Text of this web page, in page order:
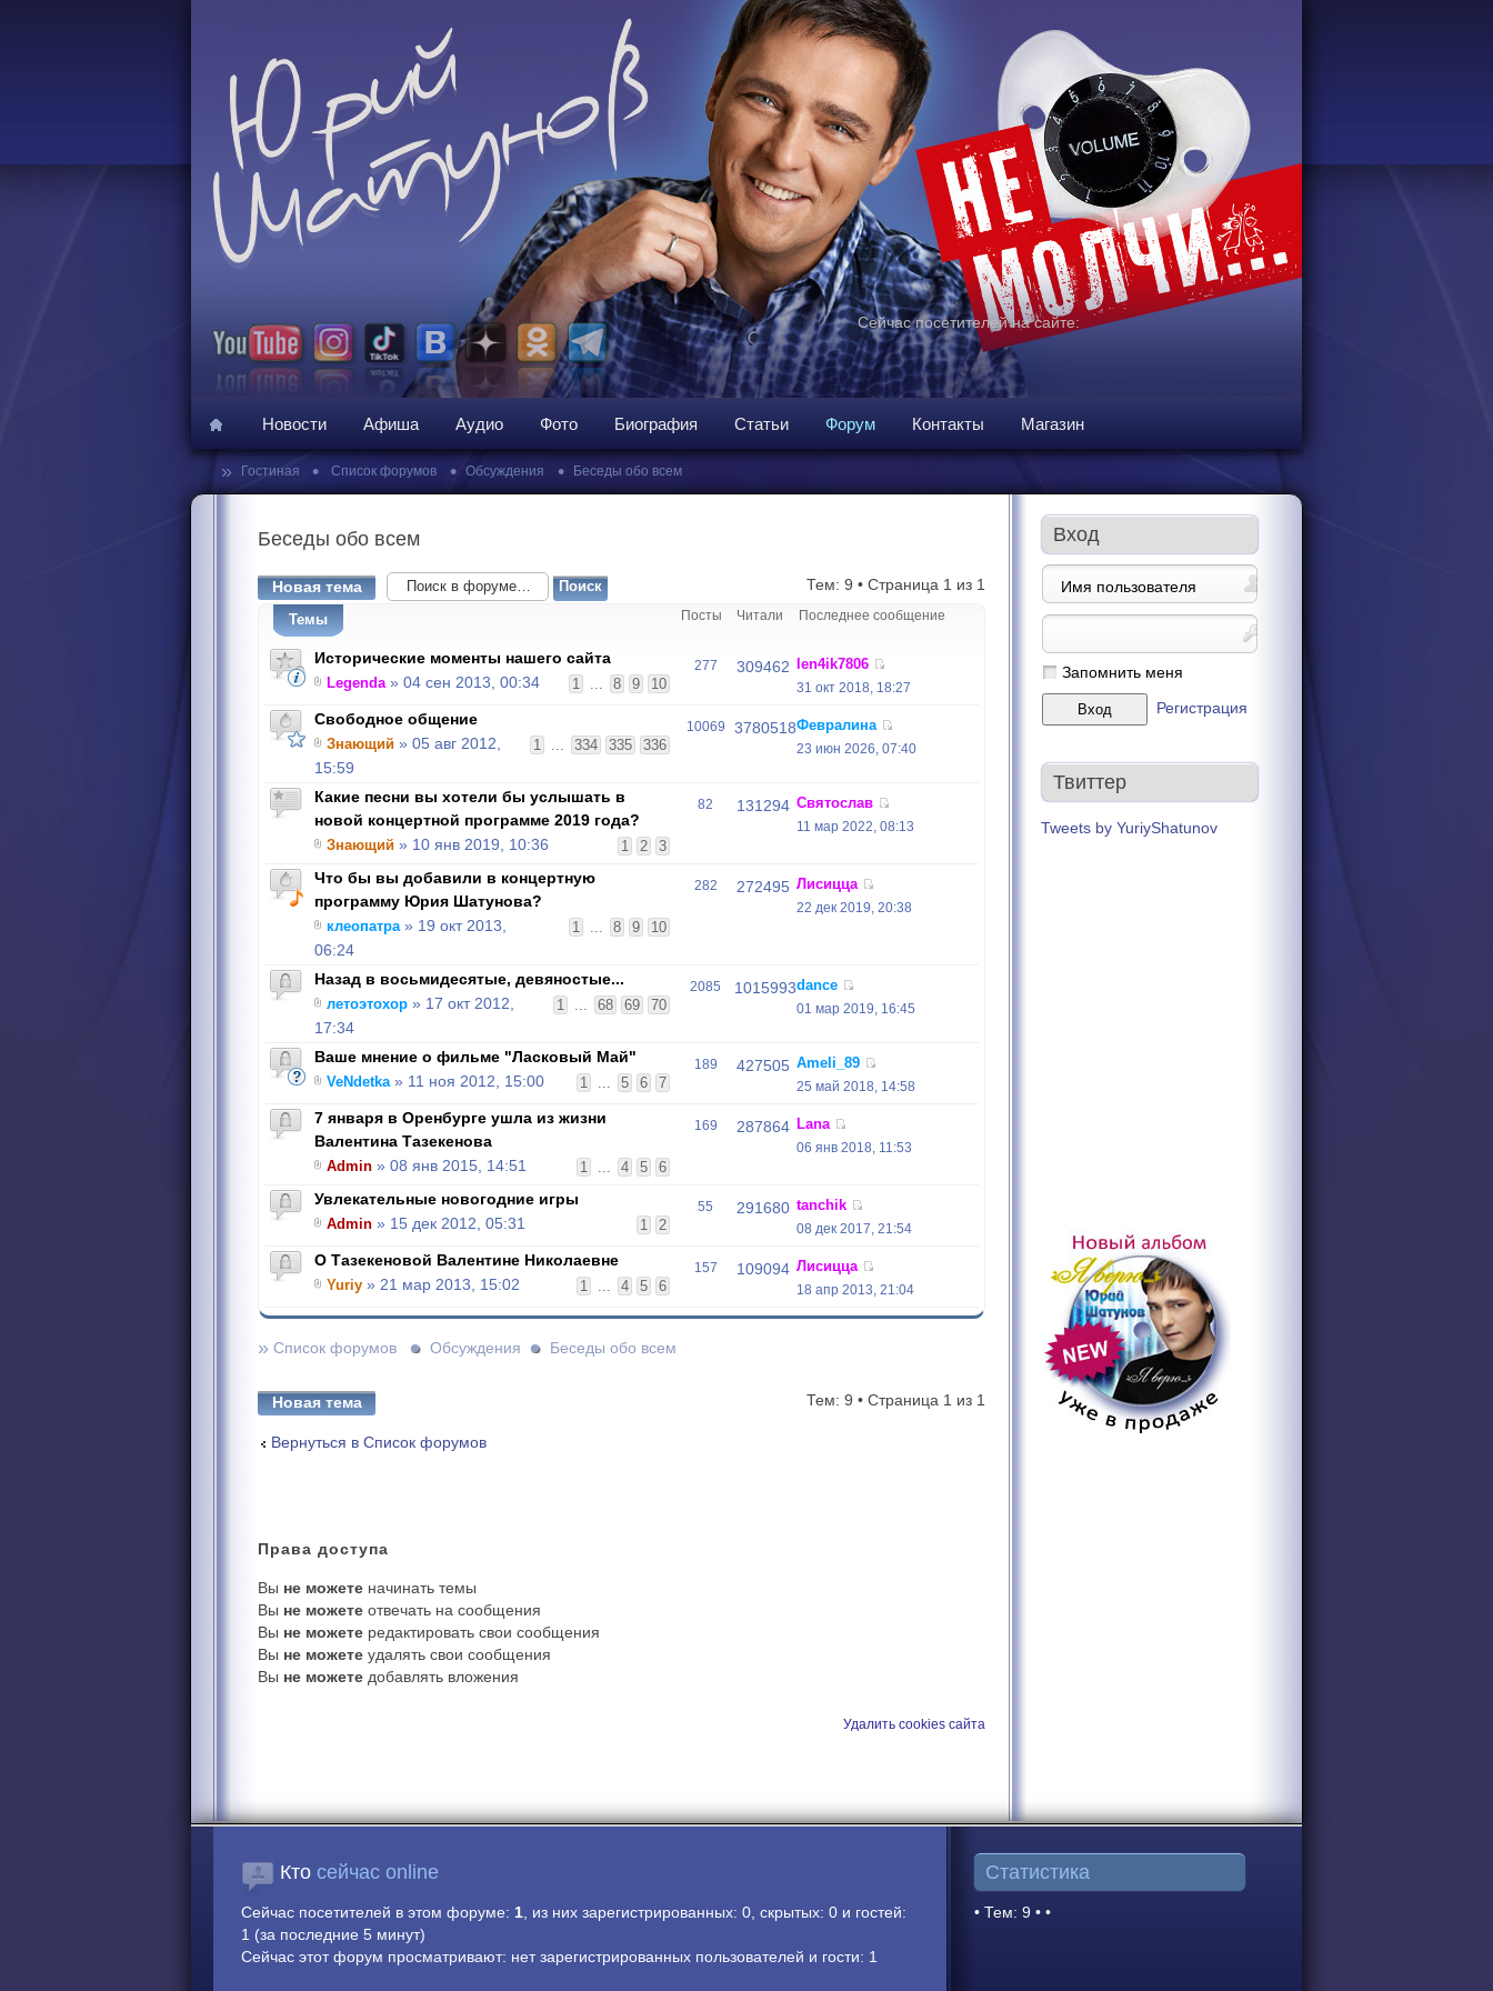
Сейчас посетителей на сайте:
Новости Афиша Аудио Фото Биография Статьи Форум Контакты Магазин
» Гостиная • Список форумов • Обсуждения • Беседы обо всем
Беседы обо всем
Новая тема Тем: 9 • Страница 1 из 1
Темы Посты Читали Последнее сообщение
Исторические моменты нашего сайта
1 ... 8 9 10
Legenda» 04 сен 2013, 00:34
277 309462 len4ik7806
31 окт 2018, 18:27
Свободное общение
1 ... 334 335 336
Знающий » 05 авг 2012,
15:59
10069 3780518Февралина
23 июн 2026, 07:40
Какие песни вы хотели бы услышать в
новой концертной программе 2019 года?
1 2 3
Знающий » 10 янв 2019, 10:36
82 131294 Святослав
11 мар 2022, 08:13
Что бы вы добавили в концертную
программу Юрия Шатунова?
1 ... 8 9 10
клеопатра» 19 окт 2013,
06:24
282 272495 Лисицца
22 дек 2019, 20:38
Назад в восьмидесятые, девяностые...
1 ... 68 69 70
летоэтохор » 17 окт 2012,
17:34
2085 1015993dance
01 мар 2019, 16:45
Ваше мнение о фильме "Ласковый Май"
1 ... 5 6 7
VeNdetka» 11 ноя 2012, 15:00
189 427505 Ameli_89
25 май 2018, 14:58
7 января в Оренбурге ушла из жизни
Валентина Тазекенова
1 ... 4 5 6
Admin » 08 янв 2015, 14:51
169 287864 Lana
06 янв 2018, 11:53
Увлекательные новогодние игры
1 2
Admin » 15 дек 2012, 05:31
55 291680 tanchik
08 дек 2017, 21:54
О Тазекеновой Валентине Николаевне
1 ... 4 5 6
Yuriy » 21 мар 2013, 15:02
157 109094 Лисицца
18 апр 2013, 21:04
» Список форумов Обсуждения Беседы обо всем
Новая тема Тем: 9 • Страница 1 из 1
Вернуться в Список форумов
Права доступа
Вы не можете начинать темы
Вы не можете отвечать на сообщения
Вы не можете редактировать свои сообщения
Вы не можете удалять свои сообщения
Вы не можете добавлять вложения
Удалить cookies сайта
Вход
Запомнить меня
Регистрация
Твиттер
Tweets by YuriyShatunov
Кто сейчас online
Сейчас посетителей в этом форуме: 1, из них зарегистрированных: 0, скрытых: 0 и гостей:
1 (за последние 5 минут)
Сейчас этот форум просматривают: нет зарегистрированных пользователей и гости: 1
Статистика
• Тем: 9 • •